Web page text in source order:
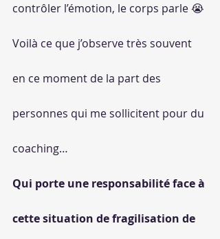
contrôler l’émotion, le corps parle 😭
Voilà ce que j’observe très souvent
en ce moment de la part des
personnes qui me sollicitent pour du
coaching…
Qui porte une responsabilité face à
cette situation de fragilisation de